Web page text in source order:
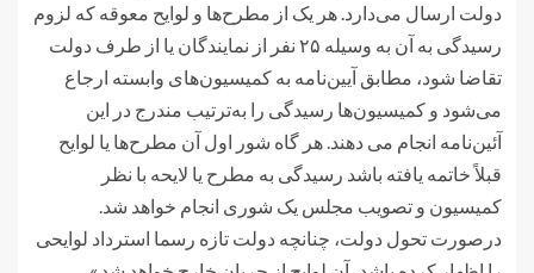
دولت ارسال می‌‌دارد. هر یک از مطرح‌ها و لوایح معوقه که لزوم
رسیدگی به آن به وسیله ۲۵ نفر از نمایندگان یا از طرف دولت
تقاضا شود، مطابق آیین‌‌نامه به کمیسیون‌های وابسته ارجاع
می‌‌شود و کمیسیون‌ها رسیدگی را به‌ترتیب مندرج در این
آئین‌‌نامه انجام می ‌دهند. هر گاه شور اول آن مطرح‌ها یا لوایح
قبلاً خاتمه یافته باشد رسیدگی به مطرح یا لایحه با نظر
کمیسیون و تصویب مجلس یک شوری انجام خواهد شد.
درصورت تحول دولت، چنانچه دولت تازه رسما استرداد لوایحی